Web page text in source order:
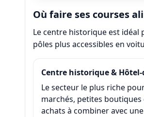
Où faire ses courses
Le centre historique est idéal
pôles plus accessibles en
Centre historique & Hôtel-
Le secteur le plus riche
marchés, petites
achats à combiner avec